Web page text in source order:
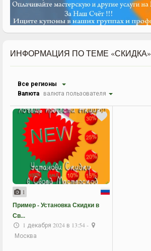
ИНФОРМАЦИЯ ПО ТЕМЕ «СКИДКА»
Все регионы
Валюта валюта пользователя
1
Пример - Установка Скидки в
Св...
1 декабря 2024 в 13:54 -
Москва